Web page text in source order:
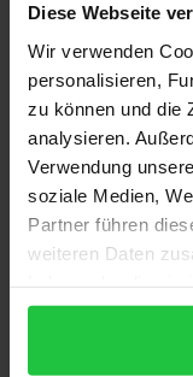
Diese Webseite
Wir verwenden
personalisieren,
zu können und die
analysieren.
Verwendung
soziale Medien,
Partner führen
weiteren Daten
gesammelt haben.
Beschreibung
Angesichts
mit denen wir es
ebenso
stellt sich immer
diesen gut
legt in seinem
es nicht reicht,
„behandeln“,
außer Acht